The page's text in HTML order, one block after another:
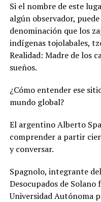
Si el nombre de este
algún observador,
denominación que los
indígenas tojolabales,
Realidad: Madre de los
sueños.
¿Cómo entender ese
mundo global?
El argentino Alberto
comprender a partir
y conversar.
Spagnolo, integrante
Desocupados de
Universidad Autónoma